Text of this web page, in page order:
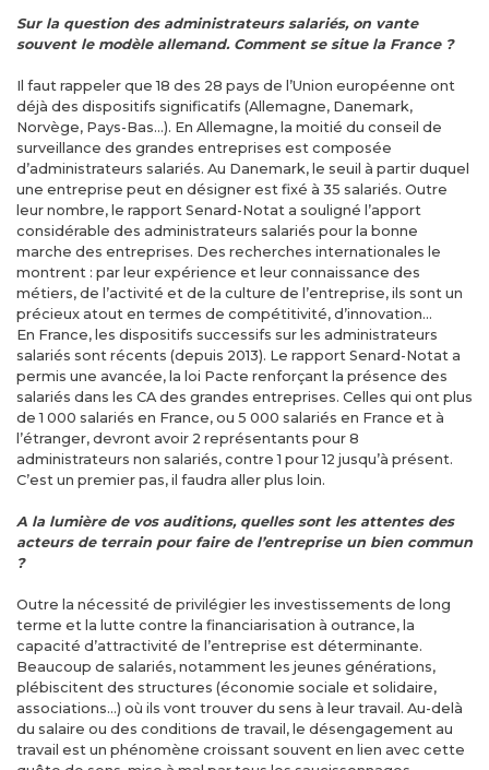
Sur la question des administrateurs salariés, on vante
souvent le modèle allemand. Comment se situe la France ?
Il faut rappeler que 18 des 28 pays de l’Union européenne ont
déjà des dispositifs significatifs (Allemagne, Danemark,
Norvège, Pays-Bas…). En Allemagne, la moitié du conseil de
surveillance des grandes entreprises est composée
d’administrateurs salariés. Au Danemark, le seuil à partir duquel
une entreprise peut en désigner est fixé à 35 salariés. Outre
leur nombre, le rapport Senard-Notat a souligné l’apport
considérable des administrateurs salariés pour la bonne
marche des entreprises. Des recherches internationales le
montrent : par leur expérience et leur connaissance des
métiers, de l’activité et de la culture de l’entreprise, ils sont un
précieux atout en termes de compétitivité, d’innovation…
En France, les dispositifs successifs sur les administrateurs
salariés sont récents (depuis 2013). Le rapport Senard-Notat a
permis une avancée, la loi Pacte renforçant la présence des
salariés dans les CA des grandes entreprises. Celles qui ont plus
de 1 000 salariés en France, ou 5 000 salariés en France et à
l’étranger, devront avoir 2 représentants pour 8
administrateurs non salariés, contre 1 pour 12 jusqu’à présent.
C’est un premier pas, il faudra aller plus loin.
A la lumière de vos auditions, quelles sont les attentes des
acteurs de terrain pour faire de l’entreprise un bien commun
?
Outre la nécessité de privilégier les investissements de long
terme et la lutte contre la financiarisation à outrance, la
capacité d’attractivité de l’entreprise est déterminante.
Beaucoup de salariés, notamment les jeunes générations,
plébiscitent des structures (économie sociale et solidaire,
associations…) où ils vont trouver du sens à leur travail. Au-delà
du salaire ou des conditions de travail, le désengagement au
travail est un phénomène croissant souvent en lien avec cette